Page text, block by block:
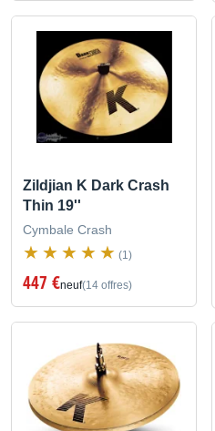
Zildjian K Dark Crash
Thin 19''
Cymbale Crash
(1)
447 €neuf(14 offres)